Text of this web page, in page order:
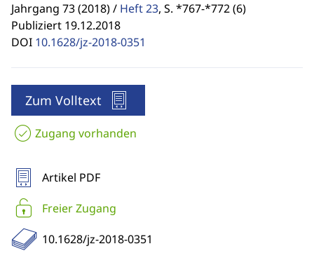
Jahrgang 73 (2018) / Heft 23, S. *767-*772 (6)
Publiziert 19.12.2018
DOI 10.1628/jz-2018-0351
Zum Volltext
Zugang vorhanden
Artikel PDF
Freier Zugang
10.1628/jz-2018-0351